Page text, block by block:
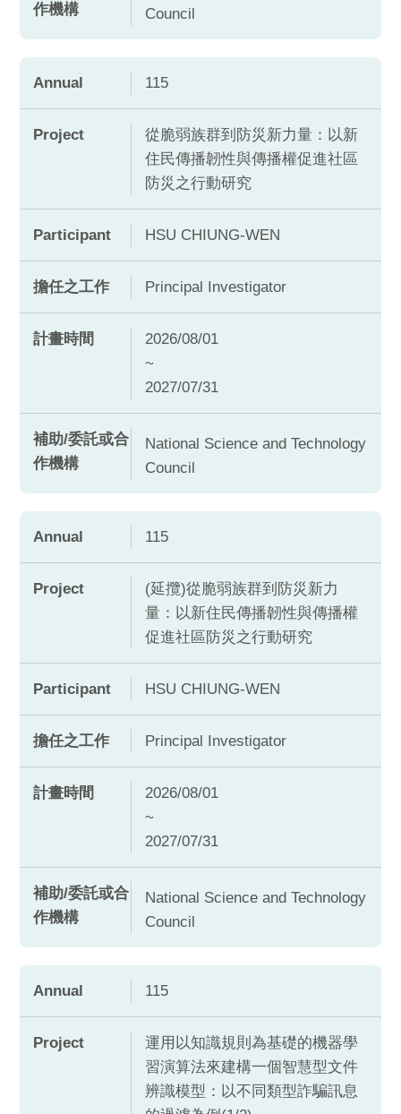
作機構
Council
Annual 115
Project
從脆弱族群到防災新力量：以新
住民傳播韌性與傳播權促進社區
防災之行動研究
Participant HSU CHIUNG-WEN
擔任之工作 Principal Investigator
計畫時間
2026/08/01
~
2027/07/31
補助/委託或合
作機構
National Science and Technology
Council
Annual 115
Project
(延攬)從脆弱族群到防災新力
量：以新住民傳播韌性與傳播權
促進社區防災之行動研究
Participant HSU CHIUNG-WEN
擔任之工作 Principal Investigator
計畫時間
2026/08/01
~
2027/07/31
補助/委託或合
作機構
National Science and Technology
Council
Annual 115
Project
運用以知識規則為基礎的機器學
習演算法來建構一個智慧型文件
辨識模型：以不同類型詐騙訊息